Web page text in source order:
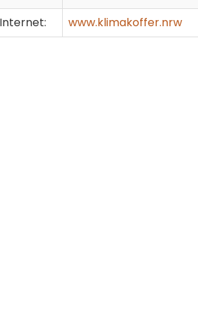
Internet: www.klimakoffer.nrw